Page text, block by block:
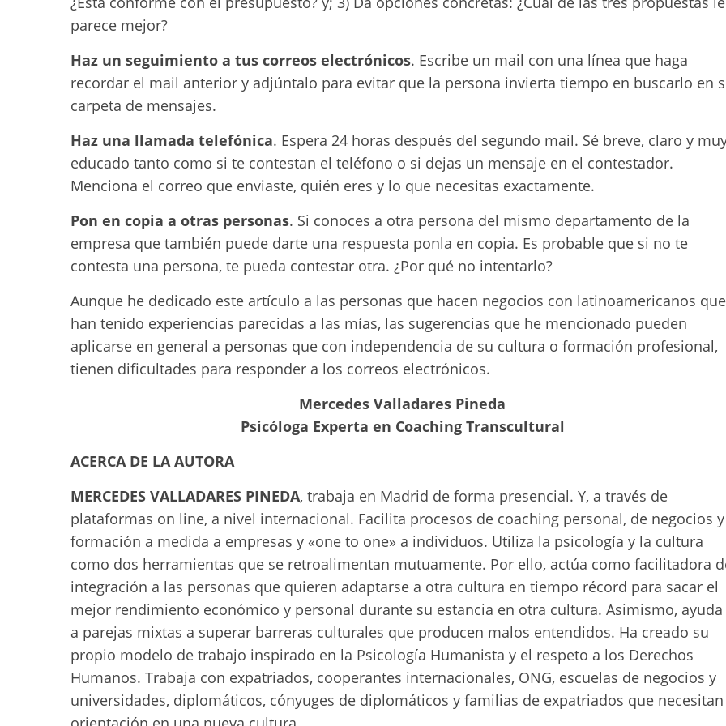
parece mejor?
Haz un seguimiento a tus correos electrónicos. Escribe un mail con una línea que haga
recordar el mail anterior y adjúntalo para evitar que la persona invierta tiempo en buscarlo en
carpeta de mensajes.
Haz una llamada telefónica. Espera 24 horas después del segundo mail. Sé breve, claro y
educado tanto como si te contestan el teléfono o si dejas un mensaje en el contestador.
Menciona el correo que enviaste, quién eres y lo que necesitas exactamente.
Pon en copia a otras personas. Si conoces a otra persona del mismo departamento de la
empresa que también puede darte una respuesta ponla en copia. Es probable que si no te
contesta una persona, te pueda contestar otra. ¿Por qué no intentarlo?
Aunque he dedicado este artículo a las personas que hacen negocios con latinoamericanos que
han tenido experiencias parecidas a las mías, las sugerencias que he mencionado pueden
aplicarse en general a personas que con independencia de su cultura o formación profesional,
tienen dificultades para responder a los correos electrónicos.
Mercedes Valladares Pineda
Psicóloga Experta en Coaching Transcultural
ACERCA DE LA AUTORA
MERCEDES VALLADARES PINEDA, trabaja en Madrid de forma presencial. Y, a través de
plataformas on line, a nivel internacional. Facilita procesos de coaching personal, de negocios y
formación a medida a empresas y «one to one» a individuos. Utiliza la psicología y la cultura
como dos herramientas que se retroalimentan mutuamente. Por ello, actúa como facilitadora
integración a las personas que quieren adaptarse a otra cultura en tiempo récord para sacar el
mejor rendimiento económico y personal durante su estancia en otra cultura. Asimismo, ayuda
a parejas mixtas a superar barreras culturales que producen malos entendidos. Ha creado su
propio modelo de trabajo inspirado en la Psicología Humanista y el respeto a los Derechos
Humanos. Trabaja con expatriados, cooperantes internacionales, ONG, escuelas de negocios y
universidades, diplomáticos, cónyuges de diplomáticos y familias de expatriados que necesitan